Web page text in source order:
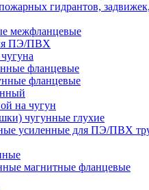
гидрантов,
межфланцевые
ПЭ/ПВХ
фланцевые
фланцевые
на чугун
чугунные глухие
усиленные для ПЭ/ПВХ
магнитные фланцевые